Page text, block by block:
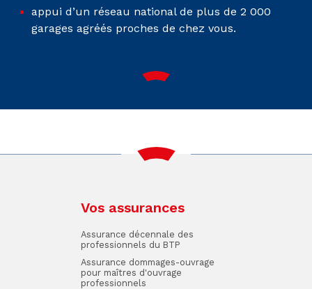
appui d’un réseau national de plus de 2 000
garages agréés proches de chez vous.
Vos assurances
Assurance décennale des
professionnels du BTP
Assurance dommages-ouvrage
pour maîtres d'ouvrage
professionnels